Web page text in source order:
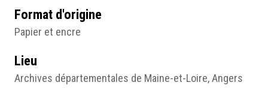
Format d'origine
Papier et encre
Lieu
Archives départementales de Maine-et-Loire, Angers